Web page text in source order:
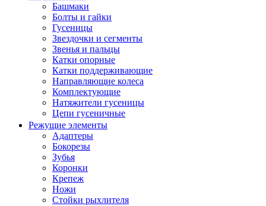
Башмаки
Болты и гайки
Гусеницы
Звездочки и сегменты
Звенья и пальцы
Катки опорные
Катки поддерживающие
Направляющие колеса
Комплектующие
Натяжители гусеницы
Цепи гусеничные
Режущие элементы
Адаптеры
Бокорезы
Зубья
Коронки
Крепеж
Ножи
Стойки рыхлителя